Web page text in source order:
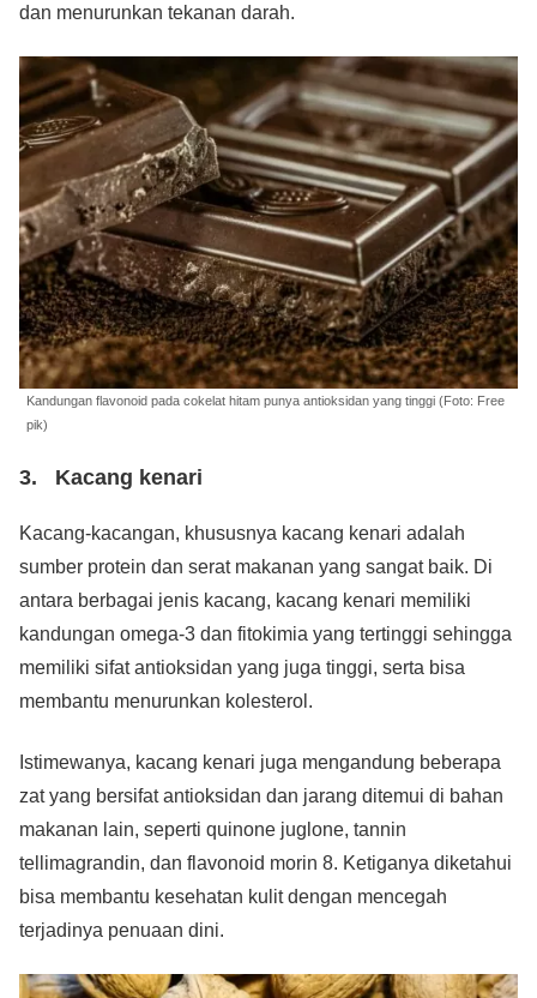
dan menurunkan tekanan darah.
Kandungan flavonoid pada cokelat hitam punya antioksidan yang tinggi (Foto: Free
pik)
3. Kacang kenari
Kacang-kacangan, khususnya kacang kenari adalah
sumber protein dan serat makanan yang sangat baik. Di
antara berbagai jenis kacang, kacang kenari memiliki
kandungan omega-3 dan fitokimia yang tertinggi sehingga
memiliki sifat antioksidan yang juga tinggi, serta bisa
membantu menurunkan kolesterol.
Istimewanya, kacang kenari juga mengandung beberapa
zat yang bersifat antioksidan dan jarang ditemui di bahan
makanan lain, seperti quinone juglone, tannin
tellimagrandin, dan flavonoid morin 8. Ketiganya diketahui
bisa membantu kesehatan kulit dengan mencegah
terjadinya penuaan dini.